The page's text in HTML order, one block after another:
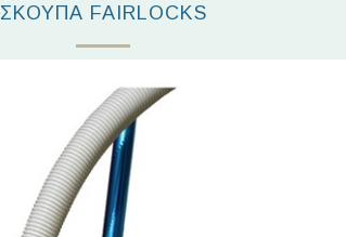
ΣΚΟΎΠΑ FAIRLOCKS